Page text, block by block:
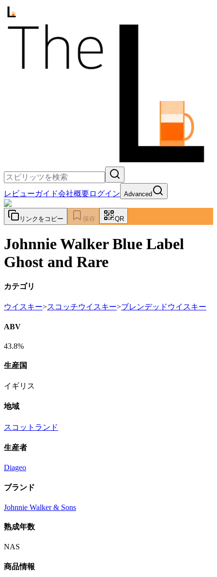
レビューガイド会社概要ログイン Advanced
リンクをコピー 保存 QR
Johnnie Walker Blue Label
Ghost and Rare
カテゴリ
ウイスキー>スコッチウイスキー>ブレンデッドウイスキー
ABV
43.8%
生産国
イギリス
地域
スコットランド
生産者
Diageo
ブランド
Johnnie Walker & Sons
熟成年数
NAS
商品情報